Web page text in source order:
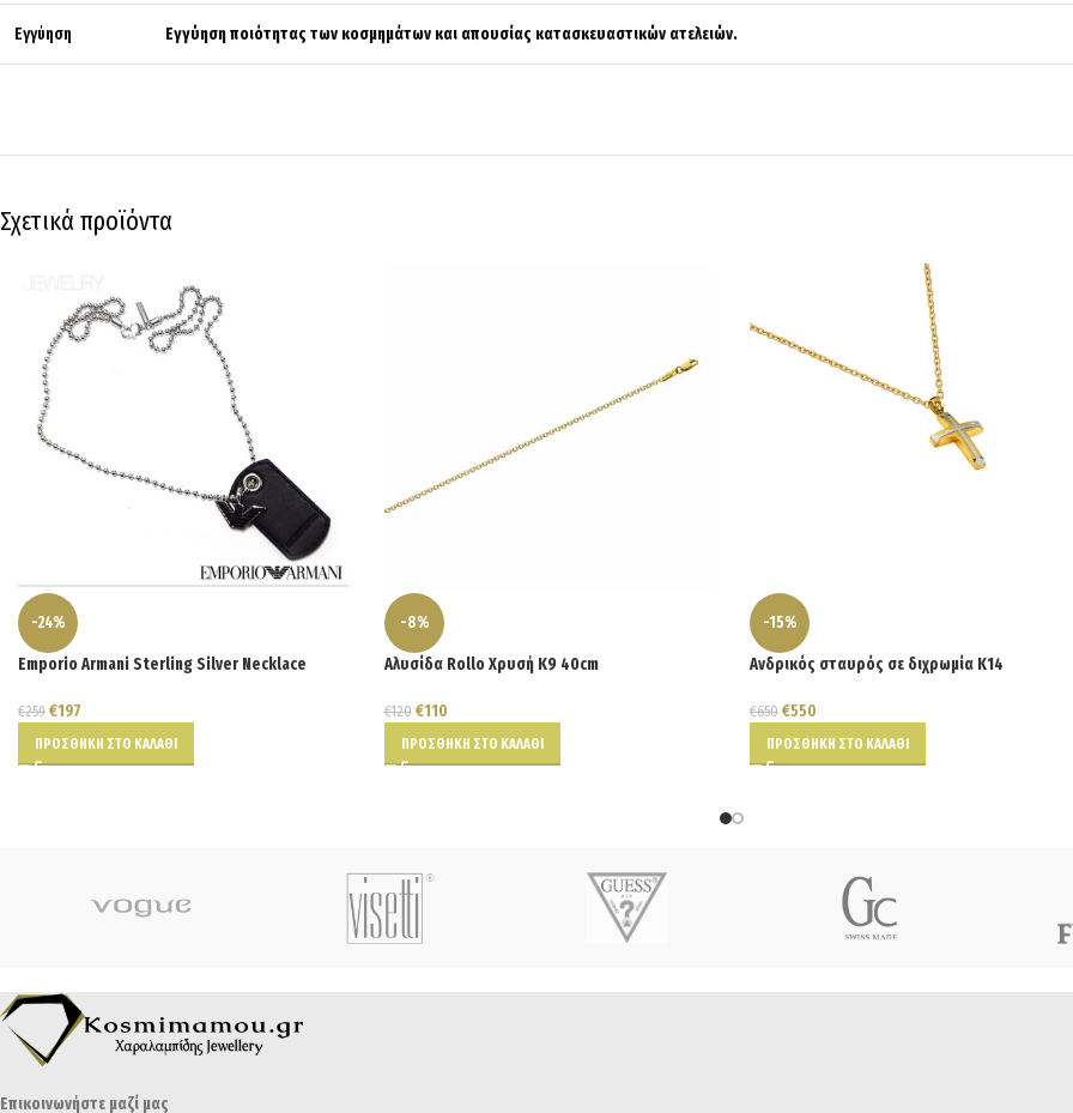
Εγγύηση Εγγύηση ποιότητας των κοσμημάτων και απουσίας κατασκευαστικών ατελειών.
Σχετικά προϊόντα
-24%
Emporio Armani Sterling Silver Necklace
€259 €197
ΠΡΟΣΘΉΚΗ ΣΤΟ ΚΑΛΆΘΙ
-8%
Αλυσίδα Rollo Χρυσή Κ9 40cm
€120 €110
ΠΡΟΣΘΉΚΗ ΣΤΟ ΚΑΛΆΘΙ
-15%
Ανδρικός σταυρός σε διχρωμία Κ14
€650 €550
ΠΡΟΣΘΉΚΗ ΣΤΟ ΚΑΛΆΘΙ
Επικοινωνήστε μαζί μας